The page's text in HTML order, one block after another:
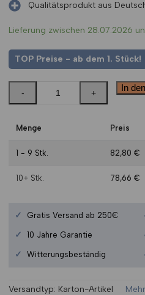
Qualitätsprodukt aus
Lieferung zwischen 28.07.2026
TOP Preise - ab dem 1. Stück!
In
Menge Preis
1 - 9 Stk. 82,80 €
10+ Stk. 78,66 €
✓ Gratis Versand ab 250€
✓ 10 Jahre Garantie
✓ Witterungsbeständig
Versandtyp: Karton-Artikel